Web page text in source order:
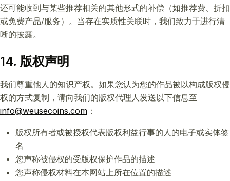
还可能收到与某些推荐相关的其他形式的补偿（如推荐费、折扣
或免费产品/服务）。当存在实质性关联时，我们致力于进行清
晰的披露。
14. 版权声明
我们尊重他人的知识产权。如果您认为您的作品被以构成版权侵
权的方式复制，请向我们的版权代理人发送以下信息至
info@weusecoins.com ：
版权所有者或被授权代表版权利益行事的人的电子或实体签
名
您声称被侵权的受版权保护作品的描述
您声称侵权材料在本网站上所在位置的描述